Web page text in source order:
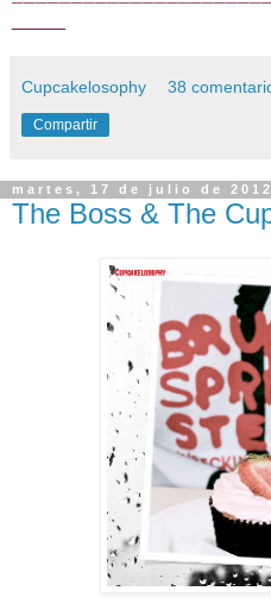
Cupcakelosophy 38
Compartir
martes, 17 de julio de 2012
The Boss & The